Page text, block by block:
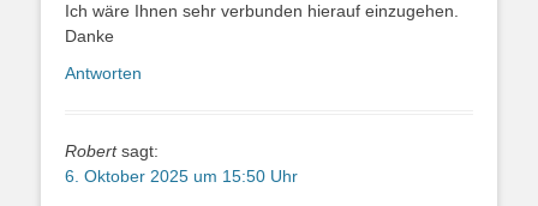
Ich wäre Ihnen sehr verbunden hierauf einzugehen.
Danke
Antworten
Robert sagt:
6. Oktober 2025 um 15:50 Uhr